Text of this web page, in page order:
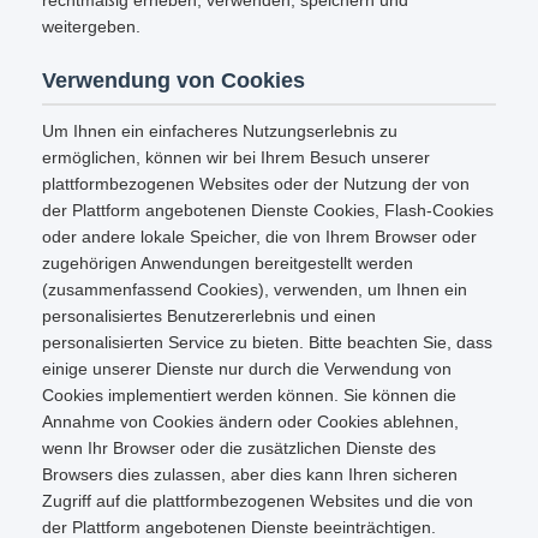
weitergeben.
Verwendung von Cookies
Um Ihnen ein einfacheres Nutzungserlebnis zu
ermöglichen, können wir bei Ihrem Besuch unserer
plattformbezogenen Websites oder der Nutzung der von
der Plattform angebotenen Dienste Cookies, Flash-Cookies
oder andere lokale Speicher, die von Ihrem Browser oder
zugehörigen Anwendungen bereitgestellt werden
(zusammenfassend Cookies), verwenden, um Ihnen ein
personalisiertes Benutzererlebnis und einen
personalisierten Service zu bieten. Bitte beachten Sie, dass
einige unserer Dienste nur durch die Verwendung von
Cookies implementiert werden können. Sie können die
Annahme von Cookies ändern oder Cookies ablehnen,
wenn Ihr Browser oder die zusätzlichen Dienste des
Browsers dies zulassen, aber dies kann Ihren sicheren
Zugriff auf die plattformbezogenen Websites und die von
der Plattform angebotenen Dienste beeinträchtigen.